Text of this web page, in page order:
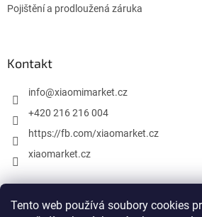
Tento web používá soubory cookies
Pojištění a prodloužená záruka
Kontakt
info@xiaomimarket.cz
+420 216 216 004
https://fb.com/xiaomarket.cz
xiaomarket.cz
Vytvořil